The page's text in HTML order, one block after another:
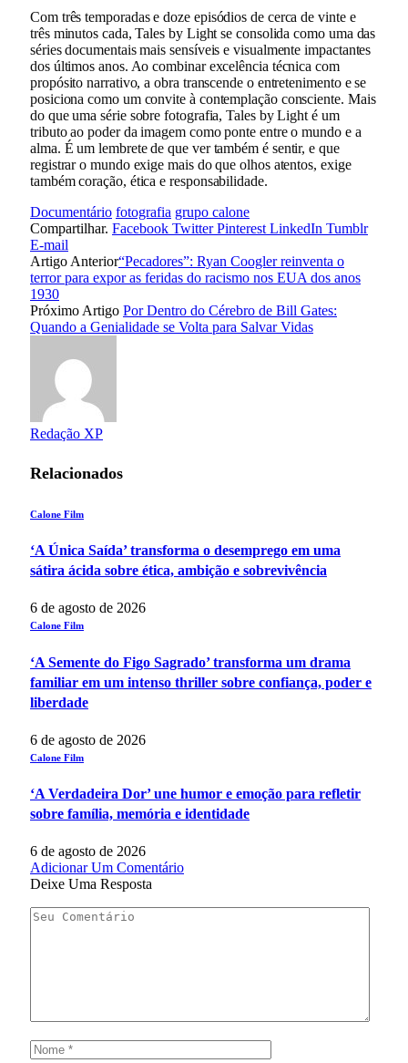
Com três temporadas e doze episódios de cerca de vinte e
três minutos cada, Tales by Light se consolida como uma das
séries documentais mais sensíveis e visualmente impactantes
dos últimos anos. Ao combinar excelência técnica com
propósito narrativo, a obra transcende o entretenimento e se
posiciona como um convite à contemplação consciente. Mais
do que uma série sobre fotografia, Tales by Light é um
tributo ao poder da imagem como ponte entre o mundo e a
alma. É um lembrete de que ver também é sentir, e que
registrar o mundo exige mais do que olhos atentos, exige
também coração, ética e responsabilidade.
Documentário fotografia grupo calone
Compartilhar. Facebook Twitter Pinterest LinkedIn Tumblr
E-mail
Artigo Anterior“Pecadores”: Ryan Coogler reinventa o
terror para expor as feridas do racismo nos EUA dos anos
1930
Próximo Artigo Por Dentro do Cérebro de Bill Gates:
Quando a Genialidade se Volta para Salvar Vidas
Redação XP
Relacionados
Calone Film
‘A Única Saída’ transforma o desemprego em uma
sátira ácida sobre ética, ambição e sobrevivência
6 de agosto de 2026
Calone Film
‘A Semente do Figo Sagrado’ transforma um drama
familiar em um intenso thriller sobre confiança, poder e
liberdade
6 de agosto de 2026
Calone Film
‘A Verdadeira Dor’ une humor e emoção para refletir
sobre família, memória e identidade
6 de agosto de 2026
Adicionar Um Comentário
Deixe Uma Resposta